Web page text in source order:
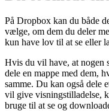
På Dropbox kan du både
vælge, om dem du deler
kun have lov til at se eller
Hvis du vil have, at nogen
dele en mappe med dem,
samme. Du kan også dele
vil give visningstilladelse,
bruge til at se og